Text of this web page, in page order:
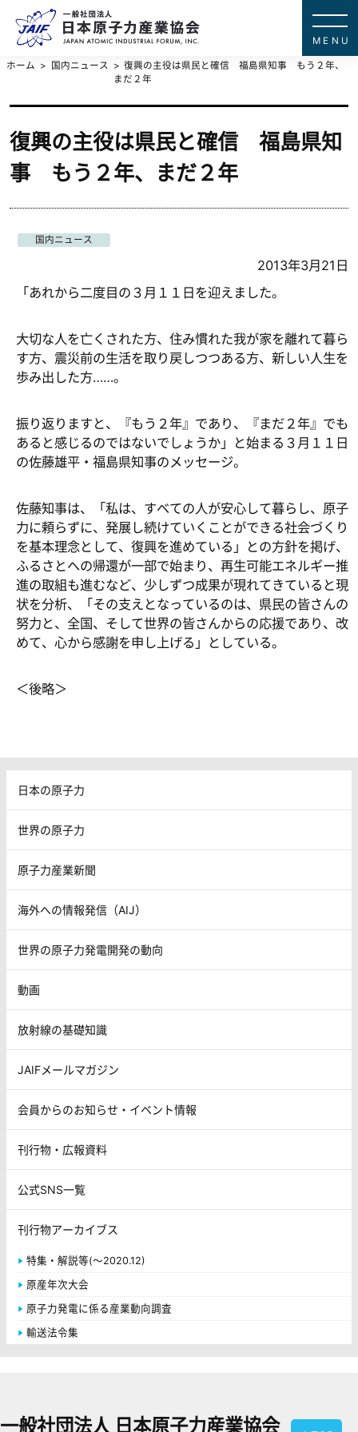
ホーム 国内ニュース
復興の主役は県民と確信 福島県知事 もう２年、
まだ２年
復興の主役は県民と確信 福島県知
事 もう２年、まだ２年
国内ニュース
2013年3月21日
「あれから二度目の３月１１日を迎えました。
大切な人を亡くされた方、住み慣れた我が家を離れて暮ら
す方、震災前の生活を取り戻しつつある方、新しい人生を
歩み出した方……。
振り返りますと、『もう２年』であり、『まだ２年』でも
あると感じるのではないでしょうか」と始まる３月１１日
の佐藤雄平・福島県知事のメッセージ。
佐藤知事は、「私は、すべての人が安心して暮らし、原子
力に頼らずに、発展し続けていくことができる社会づくり
を基本理念として、復興を進めている」との方針を掲げ、
ふるさとへの帰還が一部で始まり、再生可能エネルギー推
進の取組も進むなど、少しずつ成果が現れてきていると現
状を分析、「その支えとなっているのは、県民の皆さんの
努力と、全国、そして世界の皆さんからの応援であり、改
めて、心から感謝を申し上げる」としている。
＜後略＞
日本の原子力
世界の原子力
原子力産業新聞
海外への情報発信（AIJ）
世界の原子力発電開発の動向
動画
放射線の基礎知識
JAIFメールマガジン
会員からのお知らせ・イベント情報
刊行物・広報資料
公式SNS一覧
刊行物アーカイブス
特集・解説等(～2020.12)
原産年次大会
原子力発電に係る産業動向調査
輸送法令集
一般社団法人 日本原子力産業協会